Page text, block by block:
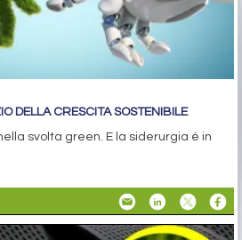
DELLA CRESCITA SOSTENIBILE
svolta green. E la siderurgia è in